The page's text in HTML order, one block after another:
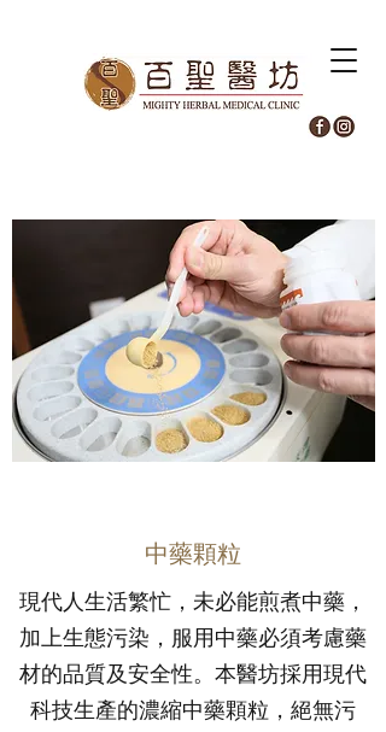
中藥顆粒
現代人生活繁忙，未必能煎煮中藥，
加上生態污染，服用中藥必須考慮藥
材的品質及安全性。本醫坊採用現代
科技生產的濃縮中藥顆粒，絕無污